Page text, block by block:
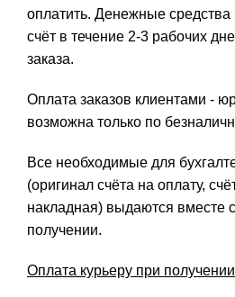
оплатить. Денежные средства
счёт в течение 2-3 рабочих
заказа.
Оплата заказов клиентами -
возможна только по
Все необходимые для
(оригинал счёта на оплату,
накладная) выдаются вместе
получении.
Оплата курьеру при получении